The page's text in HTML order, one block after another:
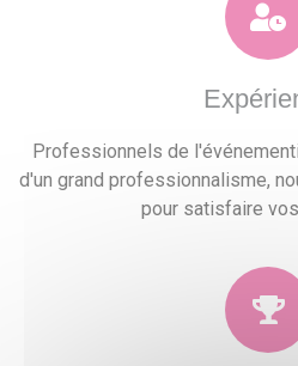
Professionnels de
d'un grand professionnalisme,
pour satisfaire